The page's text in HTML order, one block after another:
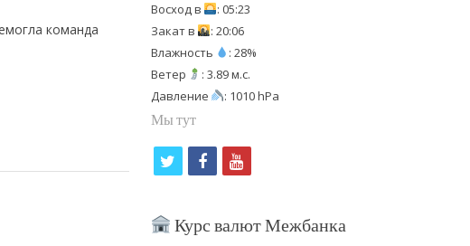
команда
Восход в
: 05:23
Закат в
: 20:06
Влажность
: 28%
Ветер
: 3.89 м.с.
Давление
: 1010 hPa
Мы тут
i
f
c
y
u
Курс валют Межбанка